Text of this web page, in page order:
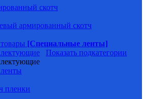
скотч
армированный скотч
[Специальные ленты]
Показать подкатегории
пленки